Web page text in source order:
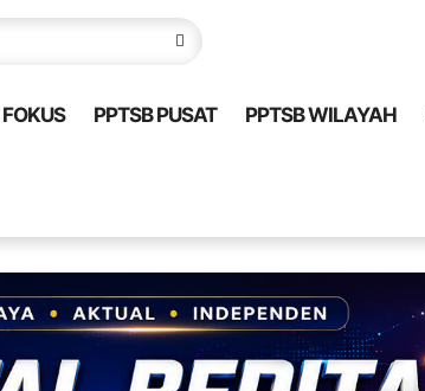
FOKUS PPTSB PUSAT PPTSB WILAYAH